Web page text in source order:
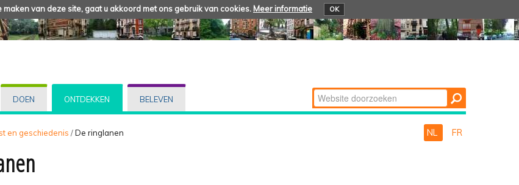
van deze site, gaat u akkoord met ons gebruik van cookies. Meer informatie OK
DOEN ONTDEKKEN BELEVEN Zoek
Geavanceerd
en geschiedenis /De ringlanen NL FR